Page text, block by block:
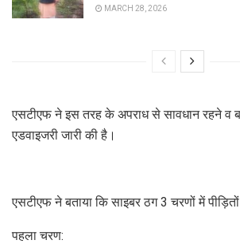
MARCH 28, 2026
एसटीएफ ने इस तरह के अपराध से सावधान रहने व
एडवाइजरी जारी की है।
एसटीएफ ने बताया कि साइबर ठग 3 चरणों में
पहला चरण: